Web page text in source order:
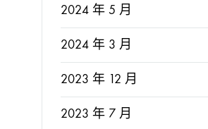
2024 年 5 月
2024 年 3 月
2023 年 12 月
2023 年 7 月